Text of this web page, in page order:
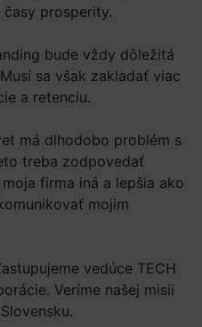
prosperity.
bude vždy dôležitá
sa však zakladať viac
a retenciu.
má dlhodobo problém s
treba zodpovedať
firma iná a lepšia ako
mojim
vedúce TECH
Veríme našej misii